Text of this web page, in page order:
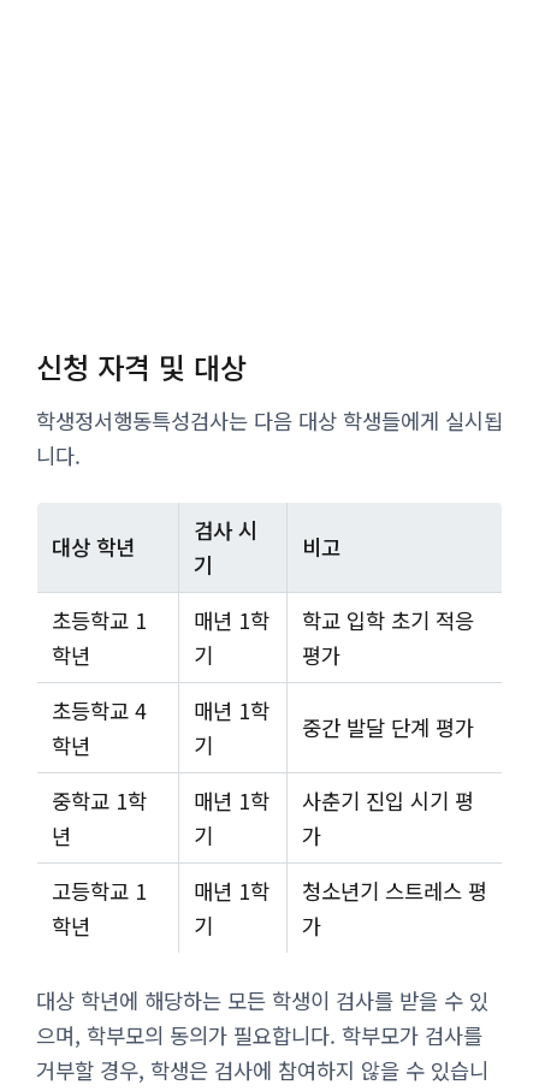
신청 자격 및 대상
학생정서행동특성검사는 다음 대상 학생들에게 실시됩
니다.
대상 학년
검사 시
기
비고
초등학교 1
학년
매년 1학
기
학교 입학 초기 적응
평가
초등학교 4
학년
매년 1학
기
중간 발달 단계 평가
중학교 1학
년
매년 1학
기
사춘기 진입 시기 평
가
고등학교 1
학년
매년 1학
기
청소년기 스트레스 평
가
대상 학년에 해당하는 모든 학생이 검사를 받을 수 있
으며, 학부모의 동의가 필요합니다. 학부모가 검사를
거부할 경우, 학생은 검사에 참여하지 않을 수 있습니